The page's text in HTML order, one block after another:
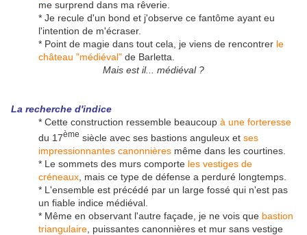
me surprend dans ma rêverie.
* Je recule d'un bond et j'observe ce fantôme ayant eu
l'intention de m'écraser.
* Point de magie dans tout cela, je viens de rencontrer le
château "médiéval" de Barletta.
Mais est il... médiéval ?
La recherche d'indice
* Cette construction ressemble beaucoup à une forteresse
du 17ème siècle avec ses bastions anguleux et ses
impressionnantes canonnières même dans les courtines.
* Le sommets des murs comporte les vestiges de
créneaux , mais ce type de défense a perduré longtemps.
* L'ensemble est précédé par un large fossé qui n'est pas
un fiable indice médiéval.
* Même en observant l'autre façade, je ne vois que bastion
triangulaire , puissantes canonnières et mur sans vestige